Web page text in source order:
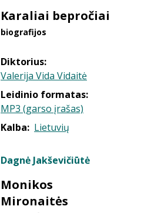
Karaliai bepročiai
biografijos
Diktorius:
Valerija Vida Vidaitė
Leidinio formatas:
MP3 (garso įrašas)
Kalba: Lietuvių
Dagnė Jakševičiūtė
Monikos
Mironaitės